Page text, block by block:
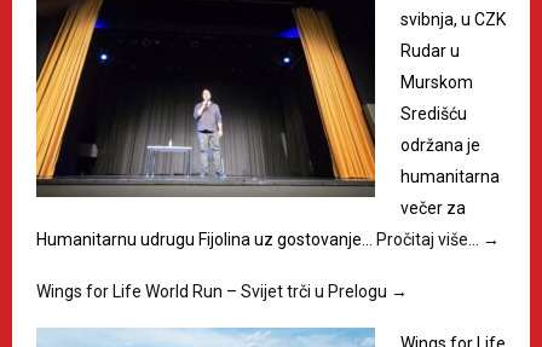
svibnja, u CZK
Rudar u
Murskom
Središću
održana je
humanitarna
večer za
Humanitarnu udrugu Fijolina uz gostovanje…
Pročitaj više… →
Wings for Life World Run – Svijet trči u Prelogu →